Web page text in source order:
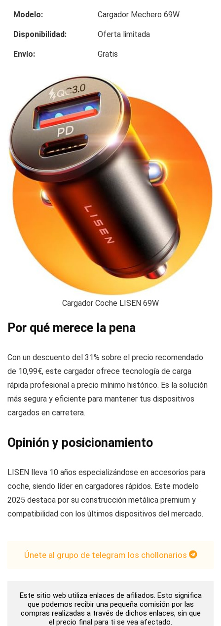
Modelo: Cargador Mechero 69W
Disponibilidad: Oferta limitada
Envío: Gratis
Cargador Coche LISEN 69W
Por qué merece la pena
Con un descuento del 31% sobre el precio recomendado
de 10,99€, este cargador ofrece tecnología de carga
rápida profesional a precio mínimo histórico. Es la solución
más segura y eficiente para mantener tus dispositivos
cargados en carretera.
Opinión y posicionamiento
LISEN lleva 10 años especializándose en accesorios para
coche, siendo líder en cargadores rápidos. Este modelo
2025 destaca por su construcción metálica premium y
compatibilidad con los últimos dispositivos del mercado.
Únete al grupo de telegram los chollonarios
Este sitio web utiliza enlaces de afiliados. Esto significa
que podemos recibir una pequeña comisión por las
compras realizadas a través de dichos enlaces, sin que
el precio final para ti se vea afectado.